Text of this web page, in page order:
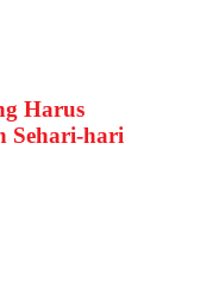
Harus
Sehari-hari